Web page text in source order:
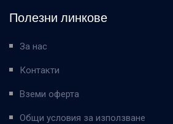
Полезни линкове
За нас
Контакти
Вземи оферта
Общи условия за използване